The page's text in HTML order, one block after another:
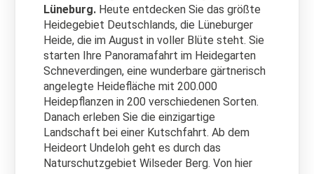
Lüneburg. Heute entdecken Sie das größte
Heidegebiet Deutschlands, die Lüneburger
Heide, die im August in voller Blüte steht. Sie
starten Ihre Panoramafahrt im Heidegarten
Schneverdingen, eine wunderbare gärtnerisch
angelegte Heidefläche mit 200.000
Heidepflanzen in 200 verschiedenen Sorten.
Danach erleben Sie die einzigartige
Landschaft bei einer Kutschfahrt. Ab dem
Heideort Undeloh geht es durch das
Naturschutzgebiet Wilseder Berg. Von hier